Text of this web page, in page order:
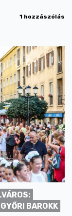
1 hozzászólás
BAROKK